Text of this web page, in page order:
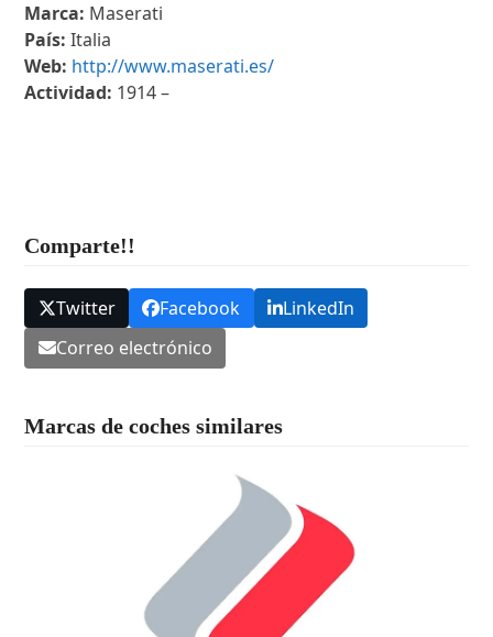
Marca: Maserati
País:Italia
Web: http://www.maserati.es/
Actividad: 1914 –
Comparte!!
Twitter Facebook
LinkedIn
Correo electrónico
Marcas de coches similares